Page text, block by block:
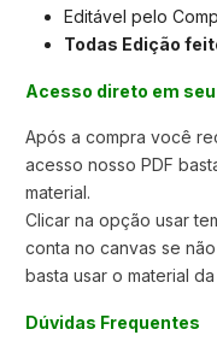
Editável pelo
Todas Edição
Acesso direto em
Após a compra você
acesso nosso PDF
material.
Clicar na opção usar
conta no canvas se
basta usar o material
Dúvidas Frequentes